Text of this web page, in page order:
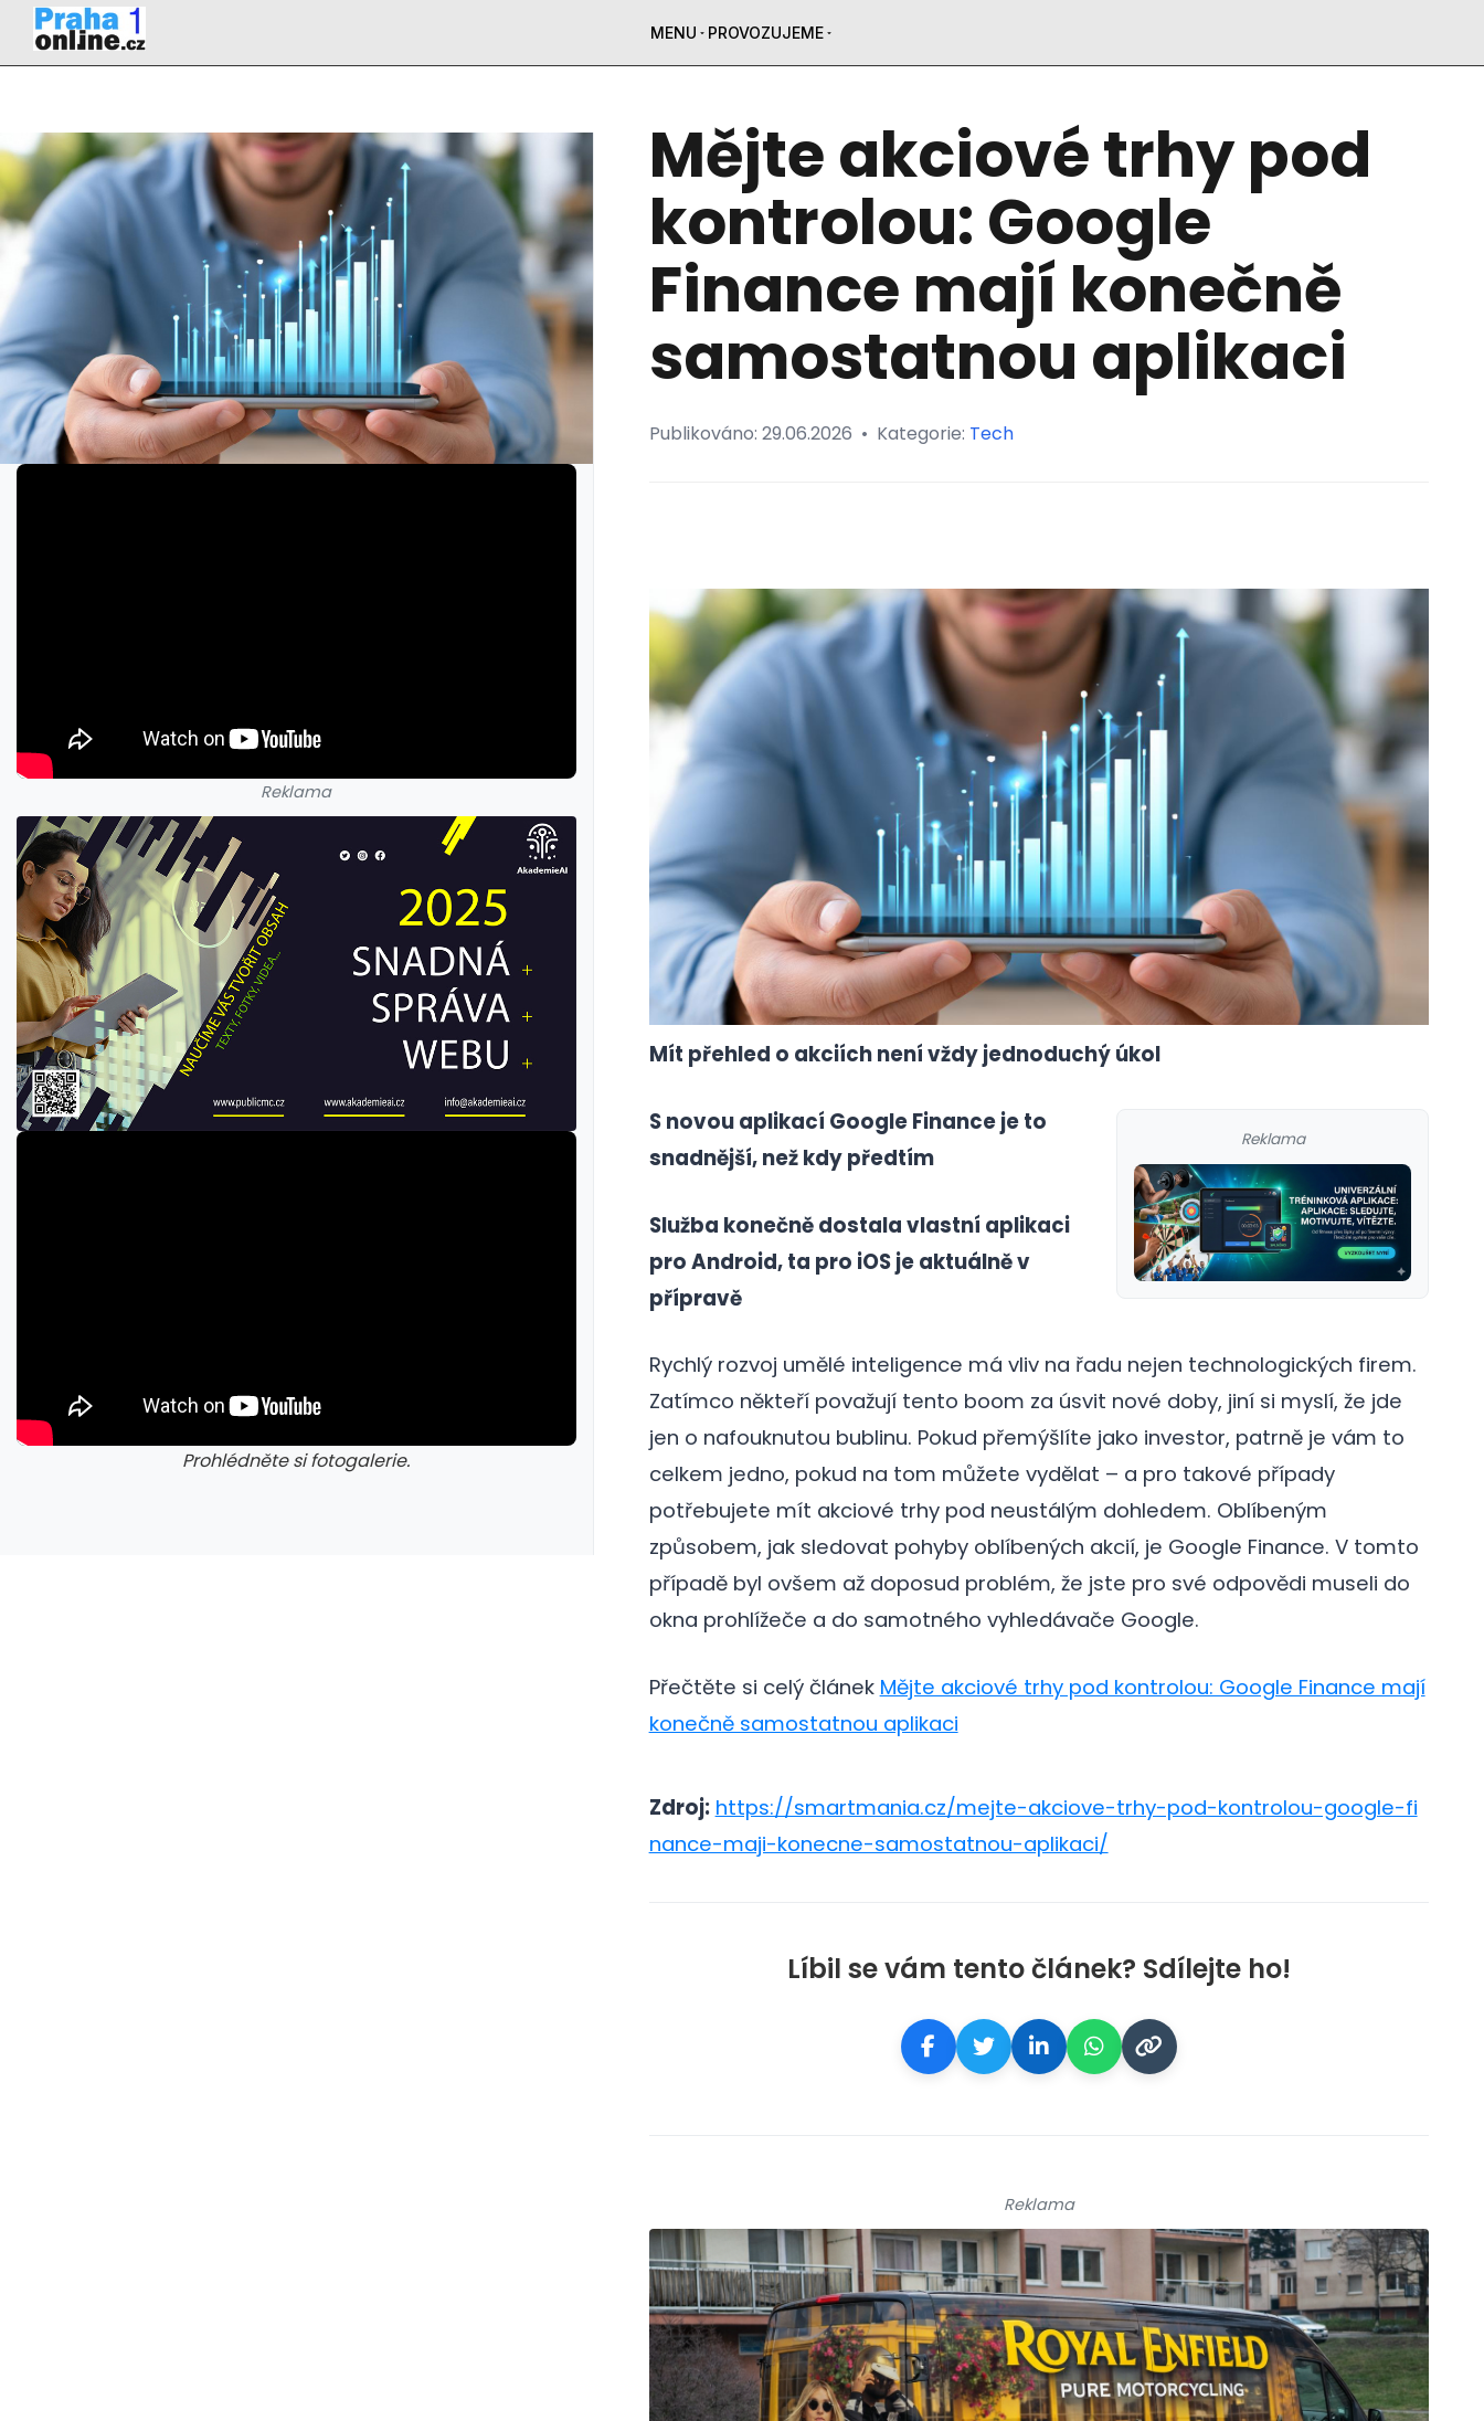
MENU PROVOZUJEME
Reklama
Prohlédněte si fotogalerie.
galerie: iva test galerie: iva test
Mějte akciové trhy pod
kontrolou: Google
Finance mají konečně
samostatnou aplikaci
Publikováno: 29.06.2026 • Kategorie: Tech
Mít přehled o akciích není vždy jednoduchý úkol
Reklama
S novou aplikací Google Finance je to
snadnější, než kdy předtím
Služba konečně dostala vlastní aplikaci
pro Android, ta pro iOS je aktuálně v
přípravě
Rychlý rozvoj umělé inteligence má vliv na řadu nejen technologických firem.
Zatímco někteří považují tento boom za úsvit nové doby, jiní si myslí, že jde
jen o nafouknutou bublinu. Pokud přemýšlíte jako investor, patrně je vám to
celkem jedno, pokud na tom můžete vydělat – a pro takové případy
potřebujete mít akciové trhy pod neustálým dohledem. Oblíbeným
způsobem, jak sledovat pohyby oblíbených akcií, je Google Finance. V tomto
případě byl ovšem až doposud problém, že jste pro své odpovědi museli do
okna prohlížeče a do samotného vyhledávače Google.
Přečtěte si celý článek Mějte akciové trhy pod kontrolou: Google Finance mají
konečně samostatnou aplikaci
Zdroj: https://smartmania.cz/mejte-akciove-trhy-pod-kontrolou-google-fi
nance-maji-konecne-samostatnou-aplikaci/
Líbil se vám tento článek? Sdílejte ho!
Reklama